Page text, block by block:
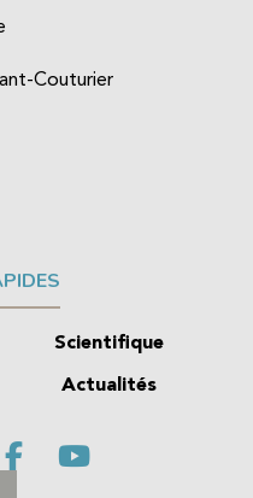
Couturier
Scientifique
Actualités